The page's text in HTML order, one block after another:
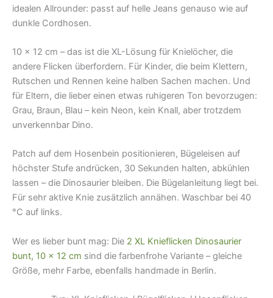
idealen Allrounder: passt auf helle Jeans genauso wie auf
dunkle Cordhosen.
10 × 12 cm – das ist die XL-Lösung für Knielöcher, die
andere Flicken überfordern. Für Kinder, die beim Klettern,
Rutschen und Rennen keine halben Sachen machen. Und
für Eltern, die lieber einen etwas ruhigeren Ton bevorzugen:
Grau, Braun, Blau – kein Neon, kein Knall, aber trotzdem
unverkennbar Dino.
Patch auf dem Hosenbein positionieren, Bügeleisen auf
höchster Stufe andrücken, 30 Sekunden halten, abkühlen
lassen – die Dinosaurier bleiben. Die Bügelanleitung liegt bei.
Für sehr aktive Knie zusätzlich annähen. Waschbar bei 40
°C auf links.
Wer es lieber bunt mag: Die 2 XL Knieflicken Dinosaurier
bunt, 10 × 12 cm sind die farbenfrohe Variante – gleiche
Größe, mehr Farbe, ebenfalls handmade in Berlin.